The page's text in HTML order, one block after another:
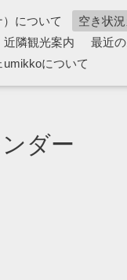
について 空き状
近隣観光案内 最近
について
ダー